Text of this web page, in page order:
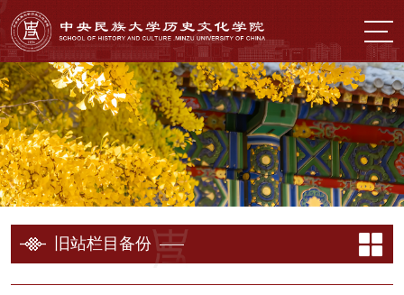
旧站栏目备份